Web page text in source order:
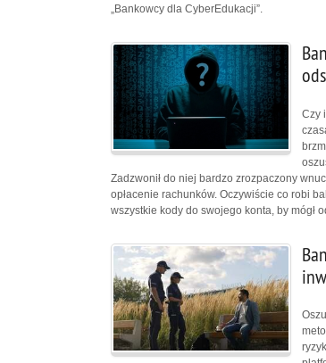
„Bankowcy dla CyberEdukacji”.
Czy
Zadzwonił do niej bardzo zrozpaczony
opłacenie rachunków. Oczywiście co robi
wszystkie kody do swojego konta, by mógł